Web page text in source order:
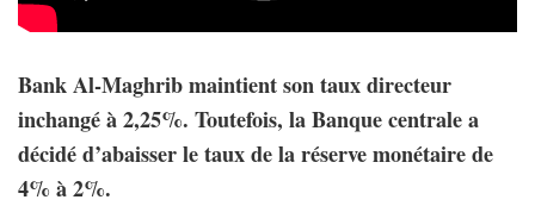
Bank Al-Maghrib maintient son taux directeur
inchangé à 2,25%. Toutefois, la Banque centrale a
décidé d’abaisser le taux de la réserve monétaire de
4% à 2%.